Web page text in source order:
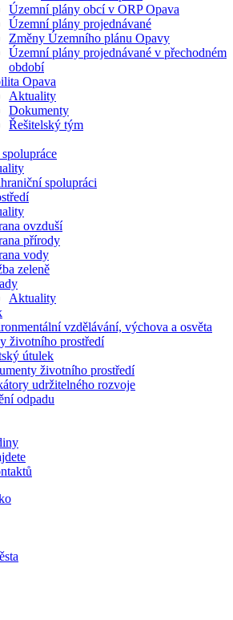
Územní plány obcí v ORP Opava
Územní plány projednávané
Změny Územního plánu Opavy
Územní plány projednávané v přechodném
období
Opava
Aktuality
Dokumenty
Řešitelský tým
spolupráci
ovzduší
přírody
vody
zeleně
Aktuality
vzdělávání, výchova a osvěta
životního prostředí
útulek
životního prostředí
udržitelného rozvoje
odpadu